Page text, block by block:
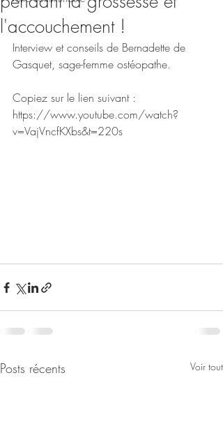
l'accouchement !
Interview et conseils de Bernadette de
Gasquet, sage-femme ostéopathe.
Copiez sur le lien suivant :
https://www.youtube.com/watch?
v=VajVncfKXbs&t=220s
Posts récents Voir tout